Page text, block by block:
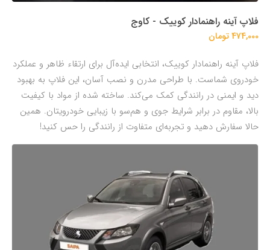
فلاپ آینه راهنمادار کوییک - کاوج
474,000 تومان
فلاپ آینه راهنمادار کوییک، انتخابی ایده‌آل برای ارتقاء ظاهر و عملکرد
خودروی شماست. با طراحی مدرن و نصب آسان، این فلاپ به بهبود
دید و ایمنی در رانندگی کمک می‌کند. ساخته شده از مواد با کیفیت
بالا، مقاوم در برابر شرایط جوی و هم‌سو با زیبایی خودرویتان. همین
حالا سفارش دهید و تجربه‌ای متفاوت از رانندگی را حس کنید!